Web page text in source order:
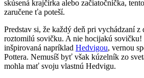
skúsená krajčírka alebo začiatočníčka,
zaručene ťa poteší.
Predstav si, že každý deň pri vychádzaní
roztomilú sovičku. A nie hocijakú
inšpirovaná napríklad Hedvigou, vernou
Pottera. Nemusíš byť však kúzelník zo
mohla mať svoju vlastnú Hedvigu.